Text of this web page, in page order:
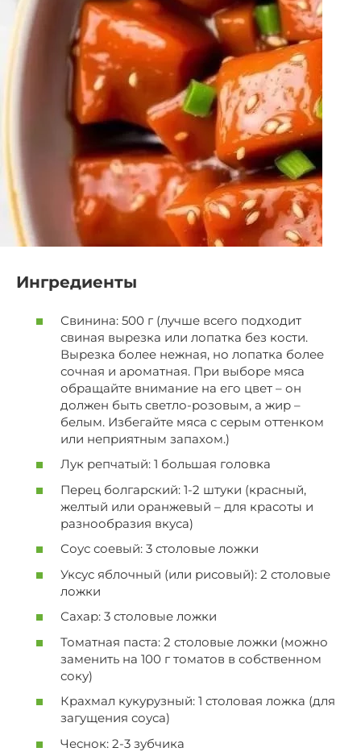
Ингредиенты
Свинина: 500 г (лучше всего подходит
свиная вырезка или лопатка без кости.
Вырезка более нежная, но лопатка более
сочная и ароматная. При выборе мяса
обращайте внимание на его цвет – он
должен быть светло-розовым, а жир –
белым. Избегайте мяса с серым оттенком
или неприятным запахом.)
Лук репчатый: 1 большая головка
Перец болгарский: 1-2 штуки (красный,
желтый или оранжевый – для красоты и
разнообразия вкуса)
Соус соевый: 3 столовые ложки
Уксус яблочный (или рисовый): 2 столовые
ложки
Сахар: 3 столовые ложки
Томатная паста: 2 столовые ложки (можно
заменить на 100 г томатов в собственном
соку)
Крахмал кукурузный: 1 столовая ложка (для
загущения соуса)
Чеснок: 2-3 зубчика